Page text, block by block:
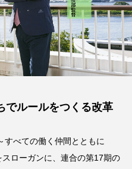
でルールをつくる改革
すべての働く仲間とともに
スローガンに、連合の第17期の